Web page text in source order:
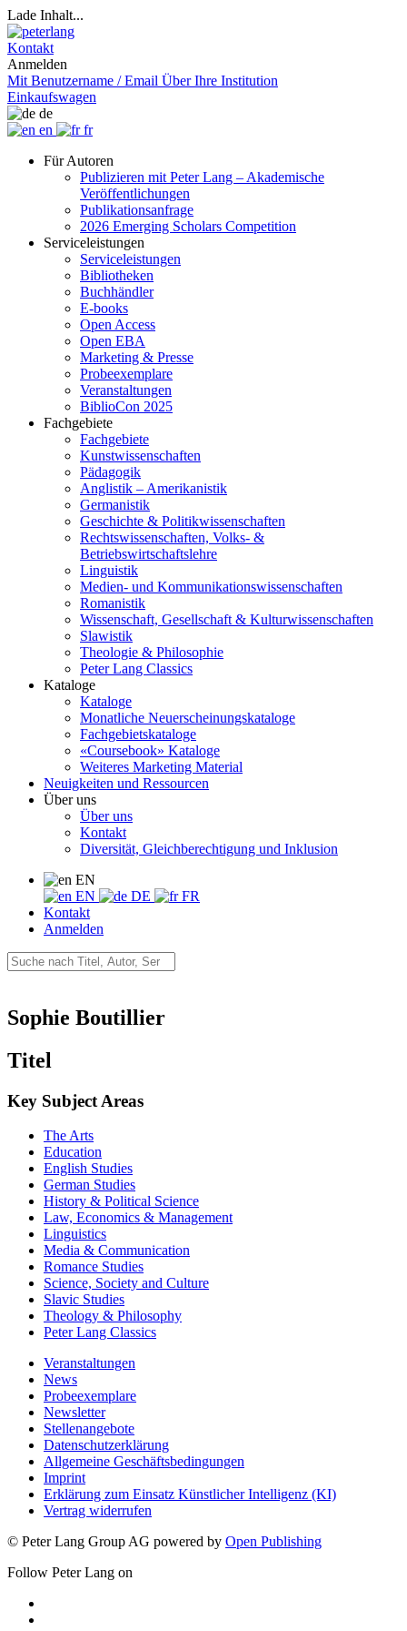
Lade Inhalt...
Kontakt
Anmelden
Mit Benutzername / Email Über Ihre Institution
Einkaufswagen
de
en
fr
Für Autoren
Publizieren mit Peter Lang – Akademische
Veröffentlichungen
Publikationsanfrage
2026 Emerging Scholars Competition
Serviceleistungen
Serviceleistungen
Bibliotheken
Buchhändler
E-books
Open Access
Open EBA
Marketing & Presse
Probeexemplare
Veranstaltungen
BiblioCon 2025
Fachgebiete
Fachgebiete
Kunstwissenschaften
Pädagogik
Anglistik – Amerikanistik
Germanistik
Geschichte & Politikwissenschaften
Rechtswissenschaften, Volks- &
Betriebswirtschaftslehre
Linguistik
Medien- und Kommunikationswissenschaften
Romanistik
Wissenschaft, Gesellschaft & Kulturwissenschaften
Slawistik
Theologie & Philosophie
Peter Lang Classics
Kataloge
Kataloge
Monatliche Neuerscheinungskataloge
Fachgebietskataloge
«Coursebook» Kataloge
Weiteres Marketing Material
Neuigkeiten und Ressourcen
Über uns
Über uns
Kontakt
Diversität, Gleichberechtigung und Inklusion
EN
EN
DE
FR
Kontakt
Anmelden
Sophie Boutillier
Titel
Key Subject Areas
The Arts
Education
English Studies
German Studies
History & Political Science
Law, Economics & Management
Linguistics
Media & Communication
Romance Studies
Science, Society and Culture
Slavic Studies
Theology & Philosophy
Peter Lang Classics
Veranstaltungen
News
Probeexemplare
Newsletter
Stellenangebote
Datenschutzerklärung
Allgemeine Geschäftsbedingungen
Imprint
Erklärung zum Einsatz Künstlicher Intelligenz (KI)
Vertrag widerrufen
© Peter Lang Group AG powered by Open Publishing
Follow Peter Lang on